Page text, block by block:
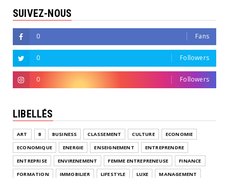
SUIVEZ-NOUS
0 Fans
0 Followers
0 Followers
LIBELLÉS
ART B BUSINESS CLASSEMENT CULTURE
ECONOMIE
ECONOMIQUE
ENERGIE ENSEIGNEMENT
ENTREPRENDRE
ENTREPRISE
ENVIRENEMENT FEMME ENTREPRENEUSE
FINANCE
FORMATION
IMMOBILIER LIFESTYLE LUXE
MANAGEMENT